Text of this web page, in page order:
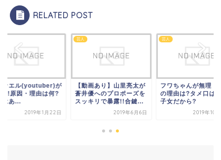
RELATED POST
ァエル(youtuber)が
原因・理由は何?
はあ...
2019年1月22日
芸人
【動画あり】山里亮太が
蒼井優へのプロポーズを
スッキリで暴露!!合鍵...
2019年6月6日
芸人
フワちゃんが無理・
の理由は?タメ口は
子女だから?
2019年10